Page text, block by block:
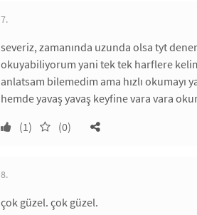
7.
severiz, zamanında uzunda olsa tyt
okuyabiliyorum yani tek tek harflere
anlatsam bilemedim ama hızlı
hemde yavaş yavaş keyfine vara vara
(1)
(0)
8.
çok güzel. çok güzel.